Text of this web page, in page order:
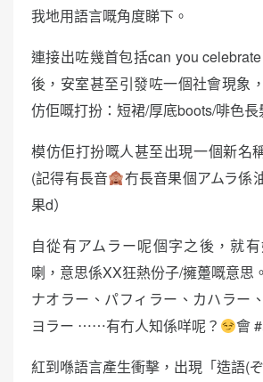
我地用語言嘅角度睇下。
連接出咗幾首包括can you
後，安室甚至引發咗一個社會現象
仿佢嘅打扮：短裙/厚底boots/啡色
模仿佢打扮嘅人甚至出現一個新名
(記得有長音
冇長音果個アムラ係
果d）
自從有アムラー呢個字之後，就有
喇，意思係XX狂熱份子/擁躉嘅意思
ナオラー、パフィラー、カハラー
ヨラー ⋯⋯有冇人知係咩呢？
會
紅到喺語言產生衝擊，出現「造語(